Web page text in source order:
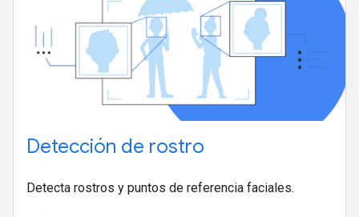
Detección de rostro
Detecta rostros y puntos de referencia faciales.